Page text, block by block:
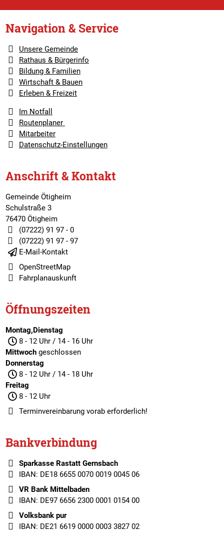
Navigation & Service
Unsere Gemeinde
Rathaus & Bürgerinfo
Bildung & Familien
Wirtschaft & Bauen
Erleben & Freizeit
Im Notfall
Routenplaner
Mitarbeiter
Datenschutz-Einstellungen
Anschrift & Kontakt
Gemeinde Ötigheim
Schulstraße 3
76470 Ötigheim
(07222) 91 97 - 0
(07222) 91 97 - 97
E-Mail-Kontakt
OpenStreetMap
Fahrplanauskunft
Öffnungszeiten
Montag,Dienstag
8 - 12 Uhr / 14 - 16 Uhr
Mittwochgeschlossen
Donnerstag
8 - 12 Uhr / 14 - 18 Uhr
Freitag
8 - 12 Uhr
Terminvereinbarungvorab erforderlich!
Bankverbindung
Sparkasse Rastatt Gernsbach
IBAN: DE18 6655 0070 0019 0045 06
VR Bank Mittelbaden
IBAN: DE97 6656 2300 0001 0154 00
Volksbank pur
IBAN: DE21 6619 0000 0003 3827 02